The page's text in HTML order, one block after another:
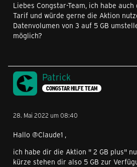
Liebes Congstar-Team, ich habe
Tarif und würde gerne die Aktion
Datenvolumen von 3 auf 5 GB
möglich?
Patrick
CONGSTAR HILFE TEAM
28. Mai 2022 um 08:40
Hallo @Claude1 ,
ich habe dir die Aktion " 2 GB plus"
kürze stehen dir also 5 GB zur